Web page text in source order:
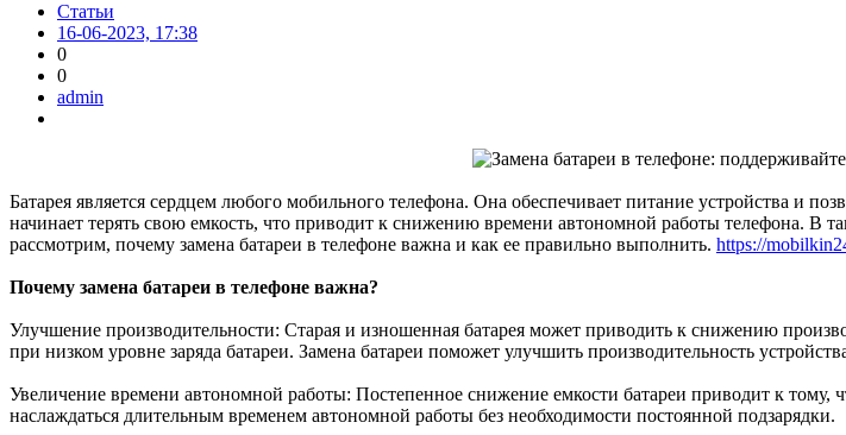
Статьи
16-06-2023, 17:38
0
0
admin
Батарея является сердцем любого мобильного телефона. Она обеспечивает питание устройства и
начинает терять свою емкость, что приводит к снижению времени автономной работы телефона. В
рассмотрим, почему замена батареи в телефоне важна и как ее правильно выполнить. https://
Почему замена батареи в телефоне важна?
Улучшение производительности: Старая и изношенная батарея может приводить к снижению
при низком уровне заряда батареи. Замена батареи поможет улучшить производительность
Увеличение времени автономной работы: Постепенное снижение емкости батареи приводит к тому,
наслаждаться длительным временем автономной работы без необходимости постоянной подзарядки.